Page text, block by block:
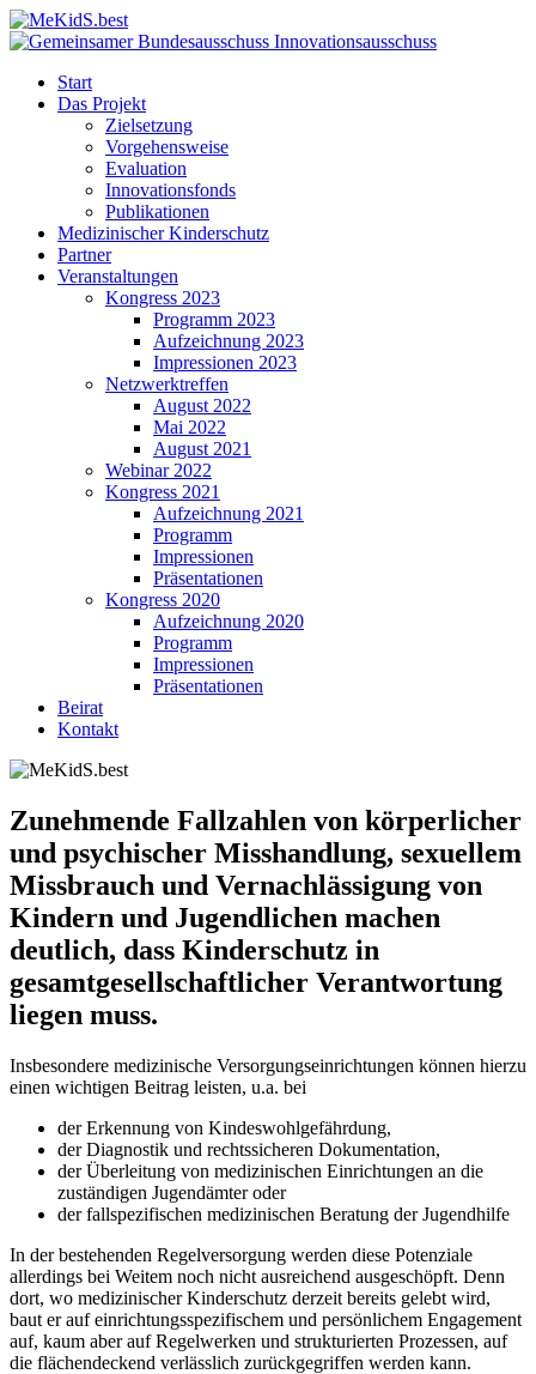
Start
Das Projekt
Zielsetzung
Vorgehensweise
Evaluation
Innovationsfonds
Publikationen
Medizinischer Kinderschutz
Partner
Veranstaltungen
Kongress 2023
Programm 2023
Aufzeichnung 2023
Impressionen 2023
Netzwerktreffen
August 2022
Mai 2022
August 2021
Webinar 2022
Kongress 2021
Aufzeichnung 2021
Programm
Impressionen
Präsentationen
Kongress 2020
Aufzeichnung 2020
Programm
Impressionen
Präsentationen
Beirat
Kontakt
Zunehmende Fallzahlen von körperlicher
und psychischer Misshandlung, sexuellem
Missbrauch und Vernachlässigung von
Kindern und Jugendlichen machen
deutlich, dass Kinderschutz in
gesamtgesellschaftlicher Verantwortung
liegen muss.
Insbesondere medizinische Versorgungseinrichtungen können hierzu
einen wichtigen Beitrag leisten, u.a. bei
der Erkennung von Kindeswohlgefährdung,
der Diagnostik und rechtssicheren Dokumentation,
der Überleitung von medizinischen Einrichtungen an die
zuständigen Jugendämter oder
der fallspezifischen medizinischen Beratung der Jugendhilfe
In der bestehenden Regelversorgung werden diese Potenziale
allerdings bei Weitem noch nicht ausreichend ausgeschöpft. Denn
dort, wo medizinischer Kinderschutz derzeit bereits gelebt wird,
baut er auf einrichtungsspezifischem und persönlichem Engagement
auf, kaum aber auf Regelwerken und strukturierten Prozessen, auf
die flächendeckend verlässlich zurückgegriffen werden kann.